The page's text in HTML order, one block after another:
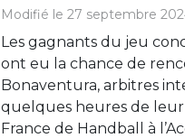
Modifié le 27 septembre
Les gagnants du jeu
ont eu la chance de
Bonaventura, arbitres
quelques heures de
France de Handball à